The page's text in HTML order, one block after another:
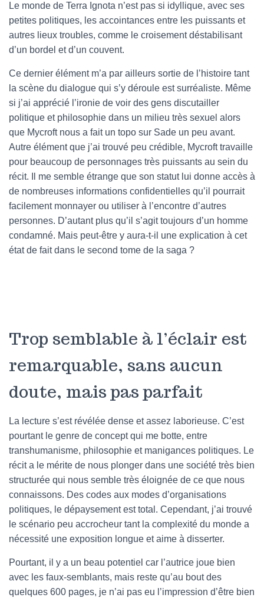
Le monde de Terra Ignota n’est pas si idyllique, avec ses
petites politiques, les accointances entre les puissants et
autres lieux troubles, comme le croisement déstabilisant
d’un bordel et d’un couvent.
Ce dernier élément m’a par ailleurs sortie de l’histoire tant
la scène du dialogue qui s’y déroule est surréaliste. Même
si j’ai apprécié l’ironie de voir des gens discutailler
politique et philosophie dans un milieu très sexuel alors
que Mycroft nous a fait un topo sur Sade un peu avant.
Autre élément que j’ai trouvé peu crédible, Mycroft travaille
pour beaucoup de personnages très puissants au sein du
récit. Il me semble étrange que son statut lui donne accès à
de nombreuses informations confidentielles qu’il pourrait
facilement monnayer ou utiliser à l’encontre d’autres
personnes. D’autant plus qu’il s’agit toujours d’un homme
condamné. Mais peut-être y aura-t-il une explication à cet
état de fait dans le second tome de la saga ?
Trop semblable à l’éclair est
remarquable, sans aucun
doute, mais pas parfait
La lecture s’est révélée dense et assez laborieuse. C’est
pourtant le genre de concept qui me botte, entre
transhumanisme, philosophie et manigances politiques. Le
récit a le mérite de nous plonger dans une société très bien
structurée qui nous semble très éloignée de ce que nous
connaissons. Des codes aux modes d’organisations
politiques, le dépaysement est total. Cependant, j’ai trouvé
le scénario peu accrocheur tant la complexité du monde a
nécessité une exposition longue et aime à disserter.
Pourtant, il y a un beau potentiel car l’autrice joue bien
avec les faux-semblants, mais reste qu’au bout des
quelques 600 pages, je n’ai pas eu l’impression d’être bien